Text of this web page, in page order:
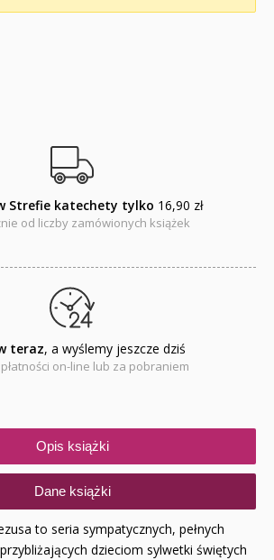
Strefie katechety tylko 16,90 zł
od liczby zamówionych książek
teraz, a wyślemy jeszcze dziś
on-line lub za pobraniem
Opis książki
Dane książki
to seria sympatycznych, pełnych
dzieciom sylwetki świętych